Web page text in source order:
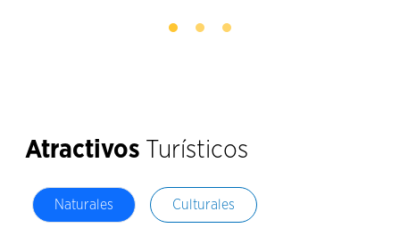
Atractivos Turísticos
Naturales Culturales